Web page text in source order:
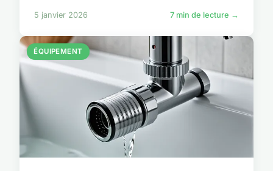
5 janvier 2026 7 min de lecture →
ÉQUIPEMENT